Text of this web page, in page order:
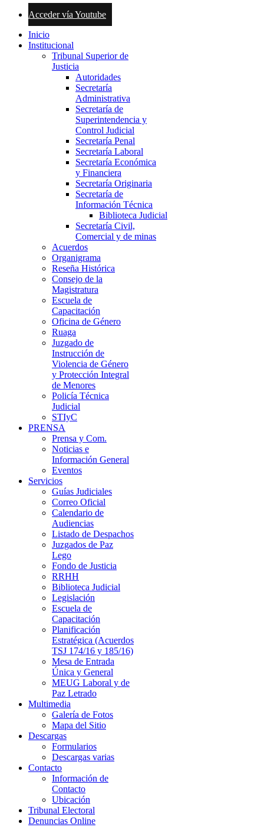
Acceder vía Youtube
Inicio
Institucional
Tribunal Superior de
Justicia
Autoridades
Secretaría
Administrativa
Secretaría de
Superintendencia y
Control Judicial
Secretaría Penal
Secretaría Laboral
Secretaría Económica
y Financiera
Secretaría Originaria
Secretaría de
Información Técnica
Biblioteca Judicial
Secretaría Civil,
Comercial y de minas
Acuerdos
Organigrama
Reseña Histórica
Consejo de la
Magistratura
Escuela de
Capacitación
Oficina de Género
Ruaga
Juzgado de
Instrucción de
Violencia de Género
y Protección Integral
de Menores
Policía Técnica
Judicial
STIyC
PRENSA
Prensa y Com.
Noticias e
Información General
Eventos
Servicios
Guías Judiciales
Correo Oficial
Calendario de
Audiencias
Listado de Despachos
Juzgados de Paz
Lego
Fondo de Justicia
RRHH
Biblioteca Judicial
Legislación
Escuela de
Capacitación
Planificación
Estratégica (Acuerdos
TSJ 174/16 y 185/16)
Mesa de Entrada
Única y General
MEUG Laboral y de
Paz Letrado
Multimedia
Galería de Fotos
Mapa del Sitio
Descargas
Formularios
Descargas varias
Contacto
Información de
Contacto
Ubicación
Tribunal Electoral
Denuncias Online